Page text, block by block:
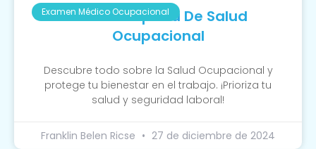
Examen Médico Ocupacional
Guía Completa De Salud
Ocupacional
Descubre todo sobre la Salud Ocupacional y
protege tu bienestar en el trabajo. ¡Prioriza tu
salud y seguridad laboral!
Franklin Belen Ricse 27 de diciembre de 2024